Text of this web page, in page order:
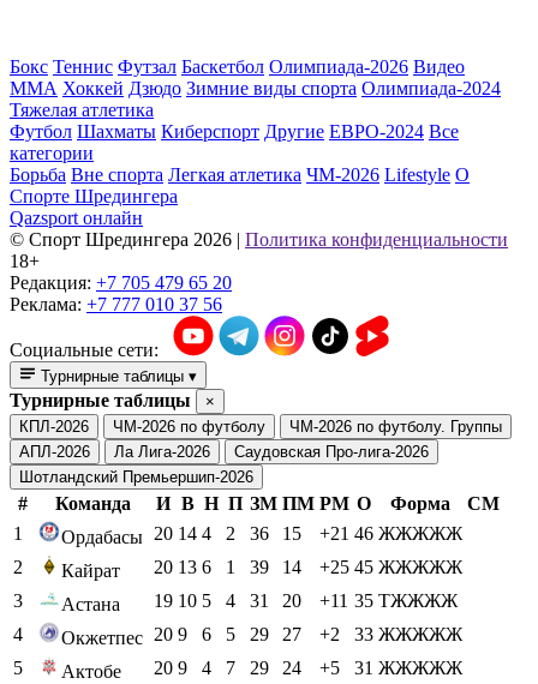
Бокс Теннис Футзал Баскетбол Олимпиада-2026 Видео
ММА Хоккей Дзюдо Зимние виды спорта Олимпиада-2024
Тяжелая атлетика
Футбол Шахматы Киберспорт Другие ЕВРО-2024 Все
категории
Борьба Вне спорта Легкая атлетика ЧМ-2026 Lifestyle О
Спорте Шредингера
Qazsport онлайн
© Cпорт Шредингера 2026 | Политика конфиденциальности
18+
Редакция: +7 705 479 65 20
Реклама: +7 777 010 37 56
Социальные сети:
Турнирные таблицы ▾
Турнирные таблицы
×
КПЛ-2026
ЧМ-2026 по футболу
ЧМ-2026 по футболу. Группы
АПЛ-2026
Ла Лига-2026
Саудовская Про-лига-2026
Шотландский Премьершип-2026
# Команда И В Н П ЗМ ПМ РМ О Форма
СМ
1
Ордабасы 20 14 4 2 36 15 +21 46 ЖЖЖЖЖ
2
Кайрат 20 13 6 1 39 14 +25 45 ЖЖЖЖЖ
3
Астана 19 10 5 4 31 20 +11 35 ТЖЖЖЖ
4
Окжетпес 20 9 6 5 29 27 +2 33 ЖЖЖЖЖ
5
Актобе 20 9 4 7 29 24 +5 31 ЖЖЖЖЖ